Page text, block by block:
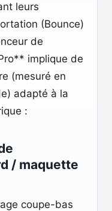
leurs
(Bounce)
de
implique de
(mesuré en
adapté à la
:
/ maquette
coupe-bas